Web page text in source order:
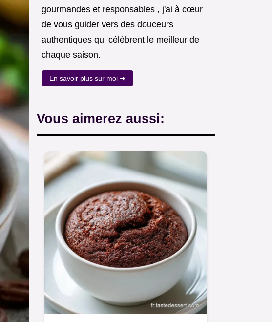
gourmandes et responsables , j'ai à cœur
de vous guider vers des douceurs
authentiques qui célèbrent le meilleur de
chaque saison.
En savoir plus sur moi ➜
Vous aimerez aussi: